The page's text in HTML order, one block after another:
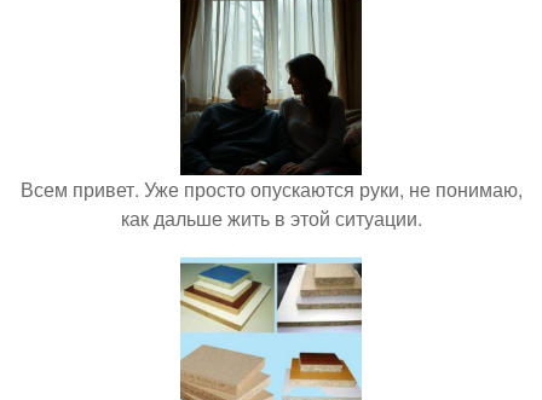
Всем привет. Уже просто опускаются руки, не понимаю,
как дальше жить в этой ситуации.